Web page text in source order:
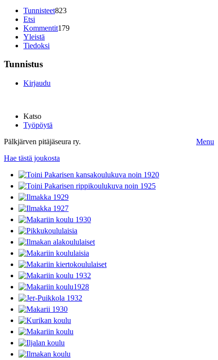
Tunnisteet823
Etsi
Kommentit179
Yleistä
Tiedoksi
Tunnistus
Kirjaudu
Katso
Työpöytä
Pälkjärven pitäjäseura ry.
Menu
Hae tästä joukosta